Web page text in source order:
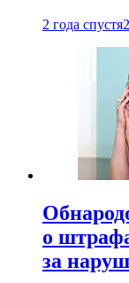
2 года спустя
о
за